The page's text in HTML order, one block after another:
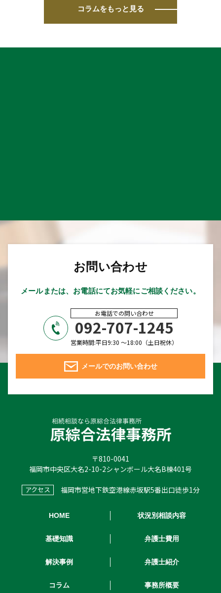
コラムをもっと見る
お問い合わせ
メールまたは、お電話にてお気軽にご相談ください。
お電話での問い合わせ
092-707-1245
営業時間:平日9:30 ～18:00（土日祝休）
メールでのお問い合わせ
〒810-0041
福岡市中央区大名2-10-2シャンボール大名B棟401号
アクセス 福岡市営地下鉄空港線赤坂駅5番出口徒歩1分
HOME 状況別相談内容
基礎知識 弁護士費用
解決事例 弁護士紹介
コラム 事務所概要